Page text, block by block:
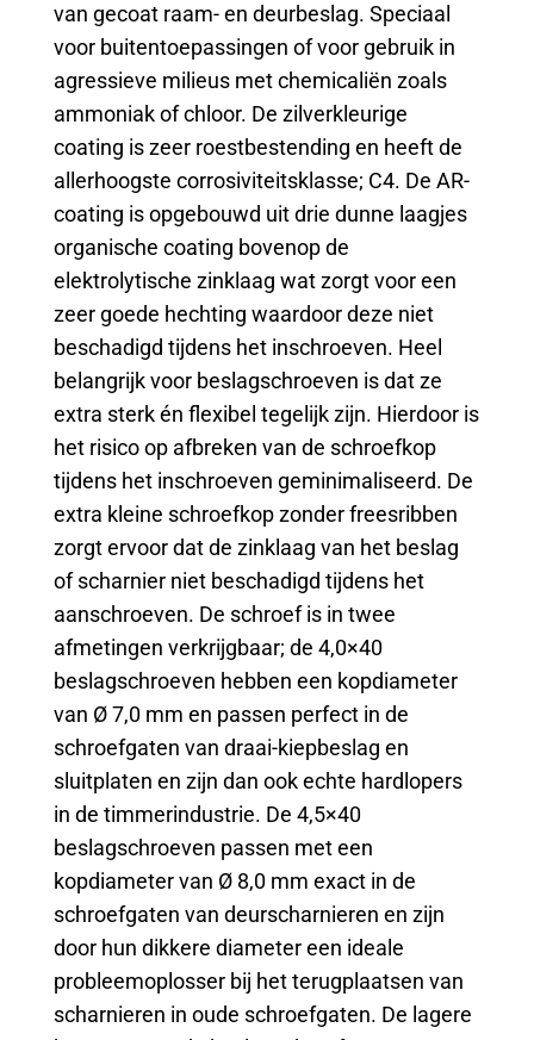
van gecoat raam- en deurbeslag. Speciaal
voor buitentoepassingen of voor gebruik in
agressieve milieus met chemicaliën zoals
ammoniak of chloor. De zilverkleurige
coating is zeer roestbestending en heeft de
allerhoogste corrosiviteitsklasse; C4. De AR-
coating is opgebouwd uit drie dunne laagjes
organische coating bovenop de
elektrolytische zinklaag wat zorgt voor een
zeer goede hechting waardoor deze niet
beschadigd tijdens het inschroeven. Heel
belangrijk voor beslagschroeven is dat ze
extra sterk én flexibel tegelijk zijn. Hierdoor is
het risico op afbreken van de schroefkop
tijdens het inschroeven geminimaliseerd. De
extra kleine schroefkop zonder freesribben
zorgt ervoor dat de zinklaag van het beslag
of scharnier niet beschadigd tijdens het
aanschroeven. De schroef is in twee
afmetingen verkrijgbaar; de 4,0×40
beslagschroeven hebben een kopdiameter
van Ø 7,0 mm en passen perfect in de
schroefgaten van draai-kiepbeslag en
sluitplaten en zijn dan ook echte hardlopers
in de timmerindustrie. De 4,5×40
beslagschroeven passen met een
kopdiameter van Ø 8,0 mm exact in de
schroefgaten van deurscharnieren en zijn
door hun dikkere diameter een ideale
probleemoplosser bij het terugplaatsen van
scharnieren in oude schroefgaten. De lagere